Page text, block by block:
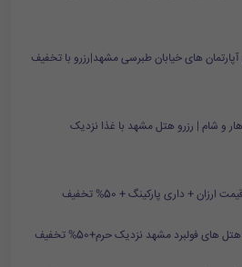
های خیابان طبرسی مشهد|رزرو با تخفیف
و شام | رزرو هتل مشهد با غذا نزدیک
+ داری پارکینگ + 50% تخفیف
فولبرد مشهد نزدیک حرم+50% تخفیف